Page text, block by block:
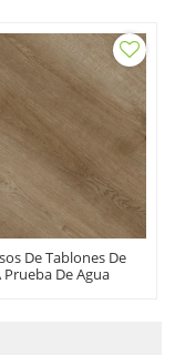
De Tablones De
Prueba De Agua
Antideslizante